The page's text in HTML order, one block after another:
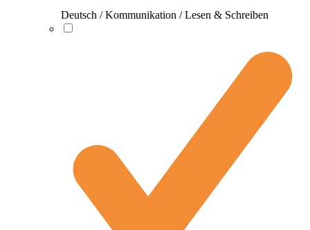
Deutsch / Kommunikation / Lesen & Schreiben